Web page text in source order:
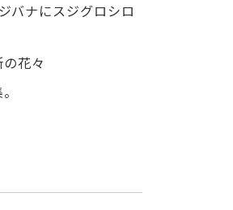
バナにスジグロシロ
花々